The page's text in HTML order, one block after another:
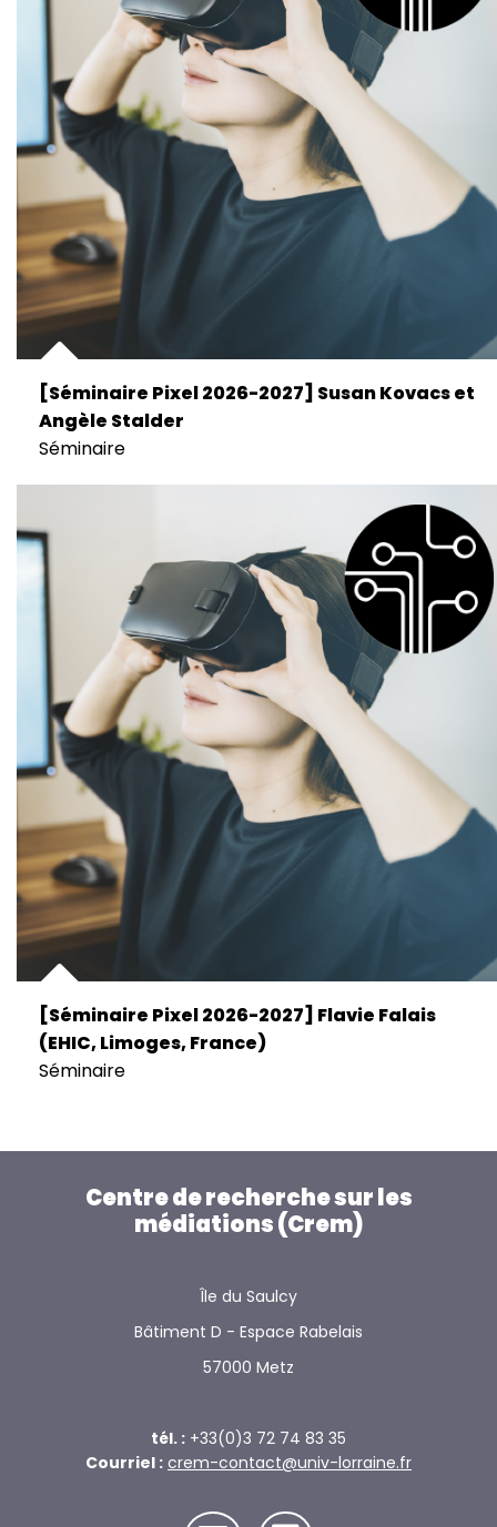
[Séminaire Pixel 2026-2027] Susan Kovacs et
Angèle Stalder
Séminaire
[Séminaire Pixel 2026-2027] Flavie Falais
(EHIC, Limoges, France)
Séminaire
Centre de recherche sur les
médiations (Crem)
Île du Saulcy
Bâtiment D - Espace Rabelais
57000 Metz
tél. : +33(0)3 72 74 83 35
Courriel : crem-contact@univ-lorraine.fr